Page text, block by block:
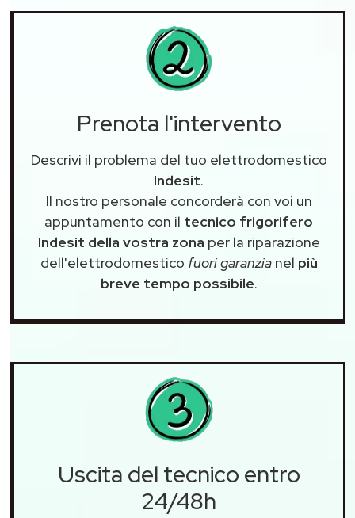
Prenota l'intervento
Descrivi il problema del tuo elettrodomestico
Indesit.
Il nostro personale concorderà con voi un
appuntamento con il tecnico frigorifero
Indesit della vostra zona per la riparazione
dell'elettrodomestico fuori garanzianel più
breve tempo possibile.
Uscita del tecnico entro
24/48h